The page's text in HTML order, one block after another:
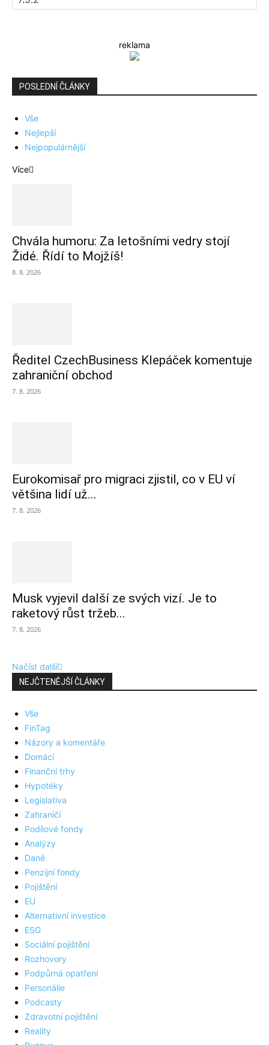
reklama
POSLEDNÍ ČLÁNKY
Vše
Nejlepší
Nejpopulárnější
Více
Chvála humoru: Za letošními vedry stojí
Židé. Řídí to Mojžíš!
8. 8. 2026
Ředitel CzechBusiness Klepáček komentuje
zahraniční obchod
7. 8. 2026
Eurokomisař pro migraci zjistil, co v EU ví
většina lidí už...
7. 8. 2026
Musk vyjevil další ze svých vizí. Je to
raketový růst tržeb...
7. 8. 2026
Načíst další
NEJČTENĚJŠÍ ČLÁNKY
Vše
FinTag
Názory a komentáře
Domácí
Finanční trhy
Hypotéky
Legislativa
Zahraničí
Podílové fondy
Analýzy
Daně
Penzijní fondy
Pojištění
EU
Alternativní investice
ESG
Sociální pojištění
Rozhovory
Podpůrná opatření
Personálie
Podcasty
Zdravotní pojištění
Reality